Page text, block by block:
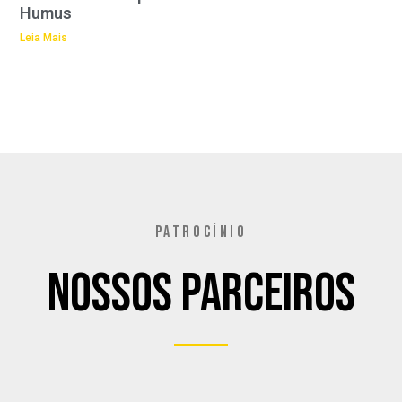
Humus
Leia Mais
PATROCÍNIO
Nossos Parceiros